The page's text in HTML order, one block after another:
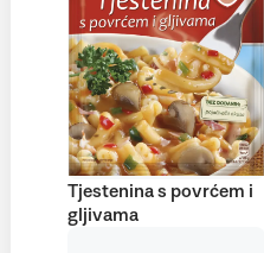
Tjestenina s povrćem i
gljivama